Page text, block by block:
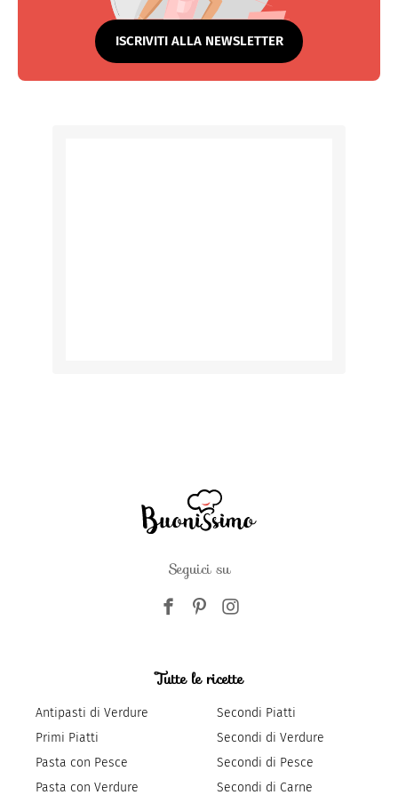
ISCRIVITI ALLA NEWSLETTER
Seguici su
Tutte le ricette
Antipasti di Verdure
Primi Piatti
Pasta con Pesce
Pasta con Verdure
Secondi Piatti
Secondi di Verdure
Secondi di Pesce
Secondi di Carne